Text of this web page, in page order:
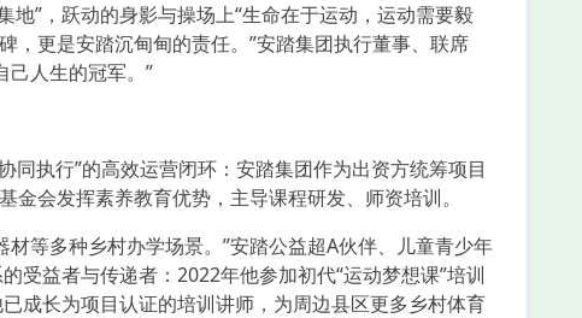
”，跃动的身影与操场上“生命在于运动，运动需要毅
，更是安踏沉甸甸的责任。”安踏集团执行董事、联席
己人生的冠军。”
执行”的高效运营闭环：安踏集团作为出资方统筹项目
会发挥素养教育优势，主导课程研发、师资培训。
等多种乡村办学场景。”安踏公益超A伙伴、儿童青少年
受益者与传递者：2022年他参加初代“运动梦想课”培训
成长为项目认证的培训讲师，为周边县区更多乡村体育